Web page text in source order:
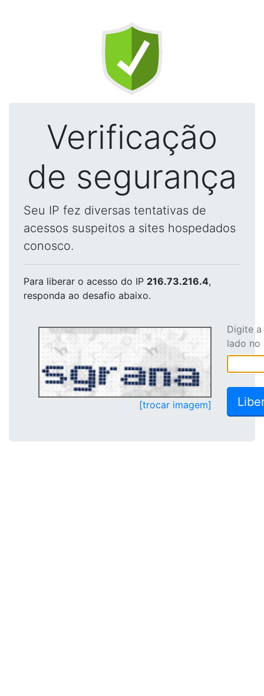
Verificação
de segurança
Seu IP fez diversas tentativas de
acessos suspeitos a sites hospedados
conosco.
Para liberar o acesso do IP 216.73.216.4,
responda ao desafio abaixo.
[trocar imagem]
Digite
lado no